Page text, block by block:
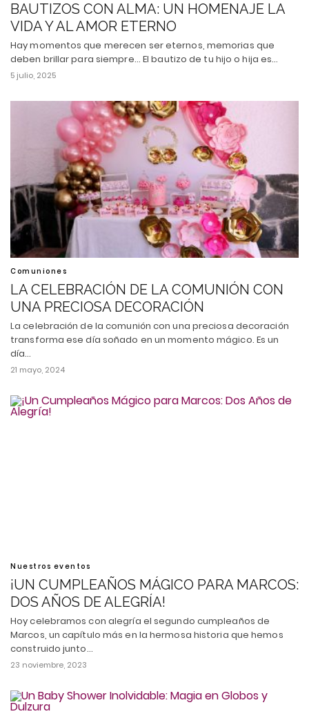
BAUTIZOS CON ALMA: UN HOMENAJE LA
VIDA Y AL AMOR ETERNO
Hay momentos que merecen ser eternos, memorias que
deben brillar para siempre... El bautizo de tu hijo o hija es…
5 julio, 2025
Comuniones
LA CELEBRACIÓN DE LA COMUNIÓN CON
UNA PRECIOSA DECORACIÓN
La celebración de la comunión con una preciosa decoración
transforma ese día soñado en un momento mágico. Es un
día…
21 mayo, 2024
Nuestros eventos
¡UN CUMPLEAÑOS MÁGICO PARA MARCOS:
DOS AÑOS DE ALEGRÍA!
Hoy celebramos con alegría el segundo cumpleaños de
Marcos, un capítulo más en la hermosa historia que hemos
construido junto…
23 noviembre, 2023